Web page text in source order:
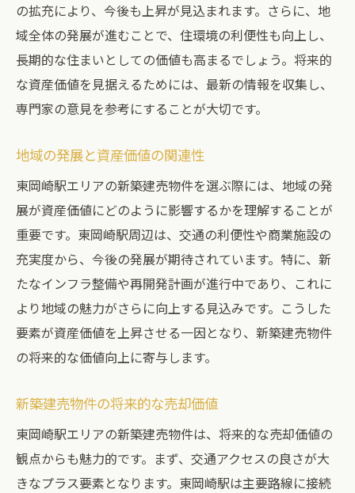
の拡充により、今後も上昇が見込まれます。さらに、地
域全体の発展が進むことで、住環境の利便性も向上し、
長期的な住まいとしての価値も高まるでしょう。将来的
な資産価値を見据えるためには、最新の情報を収集し、
専門家の意見を参考にすることが大切です。
地域の発展と資産価値の関連性
東岡崎駅エリアの新築建売物件を選ぶ際には、地域の発
展が資産価値にどのように影響するかを理解することが
重要です。東岡崎駅周辺は、交通の利便性や商業施設の
充実度から、今後の発展が期待されています。特に、新
たなインフラ整備や再開発計画が進行中であり、これに
より地域の魅力がさらに向上する見込みです。こうした
要素が資産価値を上昇させる一因となり、新築建売物件
の将来的な価値向上に寄与します。
新築建売物件の将来的な売却価値
東岡崎駅エリアの新築建売物件は、将来的な売却価値の
観点からも魅力的です。まず、交通アクセスの良さが大
きなプラス要素となります。東岡崎駅は主要路線に接続